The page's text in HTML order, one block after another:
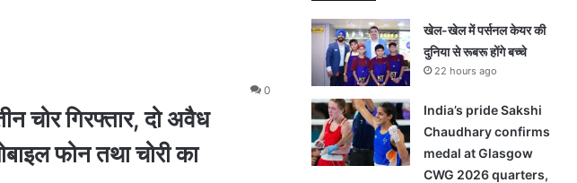
0
चोर गिरफ्तार, दो अवैध
फोन तथा चोरी का
खेल-खेल में पर्सनल केयर की
दुनिया से रूबरू होंगे बच्चे
22 hours ago
India’s pride Sakshi
Chaudhary confirms
medal at Glasgow
CWG 2026 quarters,